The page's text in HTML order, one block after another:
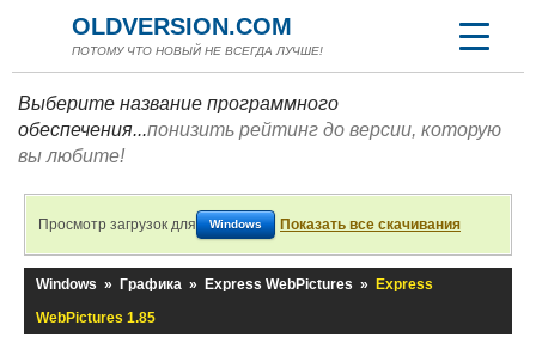
OLDVERSION.COM
ПОТОМУ ЧТО НОВЫЙ НЕ ВСЕГДА ЛУЧШЕ!
Выберите название программного
обеспечения...понизить рейтинг до версии, которую
вы любите!
Просмотр загрузок для Windows Показать все скачивания
Windows » Графика » Express WebPictures »
Express
WebPictures 1.85